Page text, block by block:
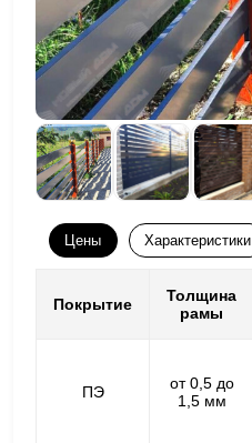
Цены Характеристики
Покрытие
Толщина
рамы
ПЭ
от 0,5 до
1,5 мм